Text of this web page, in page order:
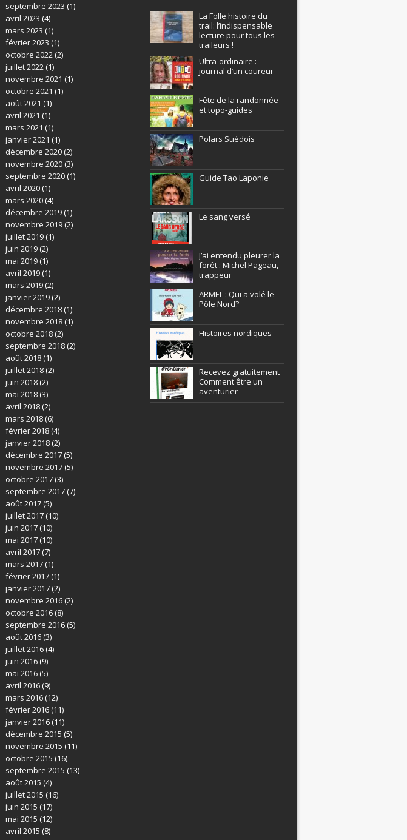
septembre 2023 (1)
avril 2023 (4)
mars 2023 (1)
février 2023 (1)
octobre 2022(2)
juillet 2022(1)
novembre 2021 (1)
octobre 2021 (1)
août 2021 (1)
avril 2021 (1)
mars 2021 (1)
janvier 2021 (1)
décembre 2020(2)
novembre 2020(3)
septembre 2020(1)
avril 2020(1)
mars 2020(4)
décembre 2019(1)
novembre 2019(2)
juillet 2019(1)
juin 2019(2)
mai 2019(1)
avril 2019(1)
mars 2019(2)
janvier 2019(2)
décembre 2018(1)
novembre 2018(1)
octobre 2018(2)
septembre 2018(2)
août 2018(1)
juillet 2018(2)
juin 2018(2)
mai 2018(3)
avril 2018(2)
mars 2018(6)
février 2018(4)
janvier 2018(2)
décembre 2017(5)
novembre 2017(5)
octobre 2017(3)
septembre 2017(7)
août 2017(5)
juillet 2017(10)
juin 2017(10)
mai 2017(10)
avril 2017(7)
mars 2017(1)
février 2017(1)
janvier 2017(2)
novembre 2016(2)
octobre 2016(8)
septembre 2016(5)
août 2016(3)
juillet 2016(4)
juin 2016(9)
mai 2016(5)
avril 2016(9)
mars 2016(12)
février 2016(11)
janvier 2016(11)
décembre 2015 (5)
novembre 2015 (11)
octobre 2015 (16)
septembre 2015 (13)
août 2015 (4)
juillet 2015 (16)
juin 2015 (17)
mai 2015 (12)
avril 2015 (8)
La Folle histoire du
trail: l’indispensable
lecture pour tous les
traileurs !
Ultra-ordinaire :
journal d’un coureur
Fête de la randonnée
et topo-guides
Polars Suédois
Guide Tao Laponie
Le sang versé
J’ai entendu pleurer la
forêt : Michel Pageau,
trappeur
ARMEL : Qui a volé le
Pôle Nord?
Histoires nordiques
Recevez gratuitement
Comment être un
aventurier